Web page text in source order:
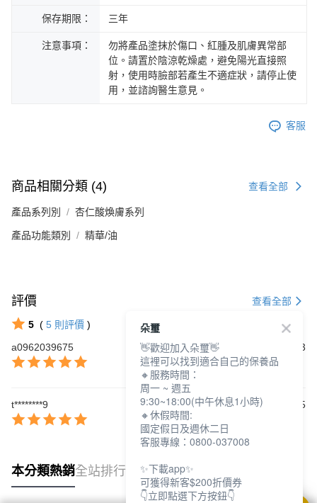
保存期限： 三年
注意事項：
勿將產品塗抹於傷口、紅腫及肌膚異常部
位。請置於陰涼乾燥處，避免陽光直接照
射，使用時臉部若產生不適症狀，請停止使
用，並諮詢醫生意見。
客服
商品相關分類 (4) 查看全部
產品系列別 杏仁酸煥膚系列
產品功能類別 精華/油
評價 查看全部
5 ( 5 則評價 )
a0962039675
2025/06/23
t********9 2024/03/15
本分類熱銷全站排行
朵璽
👋歡迎加入朵璽👋
這裡可以找到適合自己的保養品
🔸服務時間：
周一 ~ 週五
9:30~18:00(中午休息1小時)
🔸休假時間:
國定假日及週休二日
客服專線：0800-037008
✨下載app✨
可獲得新客$200折價券
👇立即點選下方按鈕👇